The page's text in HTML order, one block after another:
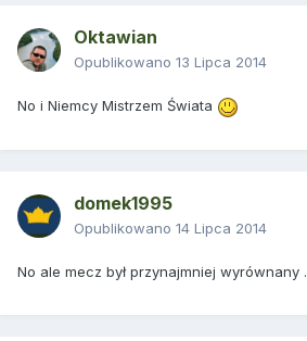
Oktawian
Opublikowano 13 Lipca 2014
No i Niemcy Mistrzem Świata
domek1995
Opublikowano 14 Lipca 2014
No ale mecz był przynajmniej wyrównany .